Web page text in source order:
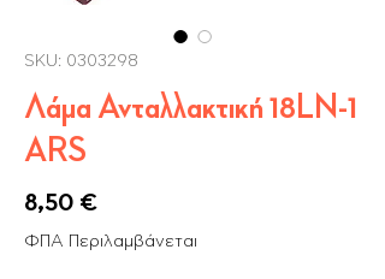
SKU: 0303298
Λάμα Ανταλλακτική 18LN-1
ARS
8,50 €Τιμή
ΦΠΑ Περιλαμβάνεται